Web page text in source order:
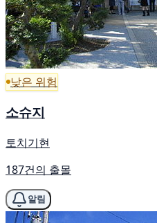
낮은 위험
소슈지
토치기현
187건의 출몰
알림